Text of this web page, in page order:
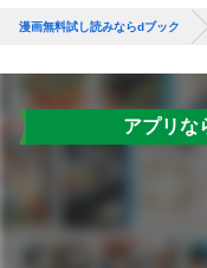
漫画無料試し読みならdブック
アプリな